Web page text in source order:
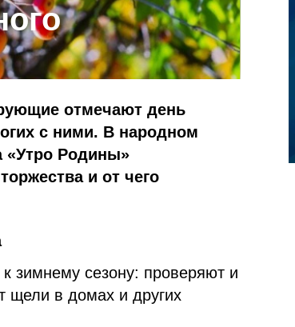
отмечают день
с ними. В народном
«Утро Родины»
и от чего
зимнему сезону: проверяют и
щели в домах и других